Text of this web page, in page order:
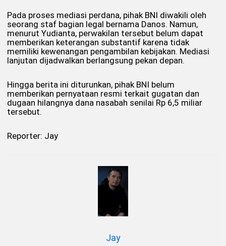
Pada proses mediasi perdana, pihak BNI diwakili oleh
seorang staf bagian legal bernama Danos. Namun,
menurut Yudianta, perwakilan tersebut belum dapat
memberikan keterangan substantif karena tidak
memiliki kewenangan pengambilan kebijakan. Mediasi
lanjutan dijadwalkan berlangsung pekan depan.
Hingga berita ini diturunkan, pihak BNI belum
memberikan pernyataan resmi terkait gugatan dan
dugaan hilangnya dana nasabah senilai Rp 6,5 miliar
tersebut.
Reporter: Jay
Jay